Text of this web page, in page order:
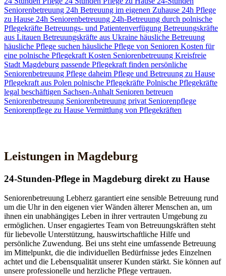
Seniorenbetreuung 24h Betreuung im eigenen Zuhause 24h Pflege
zu Hause 24h Seniorenbetreuung 24h-Betreuung durch polnische
Pflegekräfte Betreuungs- und Patientenverfügung Betreuungskräfte
aus Litauen Betreuungskräfte aus Ukraine häusliche Betreuung
häusliche Pflege suchen häusliche Pflege von Senioren Kosten für
eine polnische Pflegekraft Kosten Seniorenbetreuung Kreisfreie
Stadt Magdeburg passende Pflegekraft finden persönliche
Seniorenbetreuung Pflege daheim Pflege und Betreuung zu Hause
Pflegekraft aus Polen polnische Pflegekräfte Polnische Pflegekräfte
legal beschäftigen Sachsen-Anhalt Senioren betreuen
Seniorenbetreuung Seniorenbetreuung privat Seniorenpflege
Seniorenpflege zu Hause Vermittlung von Pflegekräften
Leistungen in Magdeburg
24-Stunden-Pflege in Magdeburg direkt zu Hause
Seniorenbetreuung Lebherz garantiert eine sensible Betreuung rund
um die Uhr in den eigenen vier Wänden älterer Menschen an, um
ihnen ein unabhängiges Leben in ihrer vertrauten Umgebung zu
ermöglichen. Unser engagiertes Team von Betreuungskräften steht
für liebevolle Unterstützung, hauswirtschaftliche Hilfe und
persönliche Zuwendung. Bei uns steht eine umfassende Betreuung
im Mittelpunkt, die die individuellen Bedürfnisse jedes Einzelnen
achtet und die Lebensqualität unserer Kunden stärkt. Sie können auf
unsere professionelle und herzliche Pflege vertrauen.